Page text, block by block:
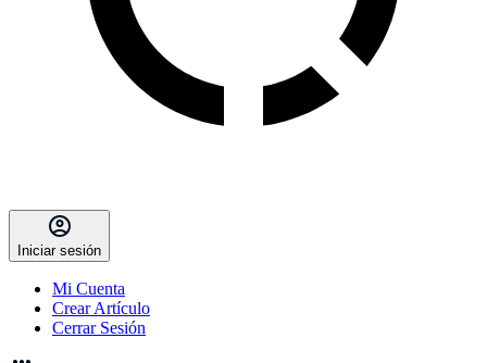
Iniciar sesión
Mi Cuenta
Crear Artículo
Cerrar Sesión